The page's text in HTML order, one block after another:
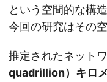
という空間的な構
今回の研究はその
推定されたネット
quadrillion）キロ